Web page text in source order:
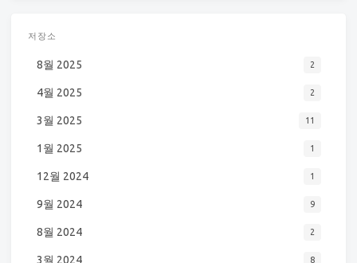
저장소
8월 2025 2
4월 2025 2
3월 2025 11
1월 2025 1
12월 2024 1
9월 2024 9
8월 2024 2
3월 2024 8